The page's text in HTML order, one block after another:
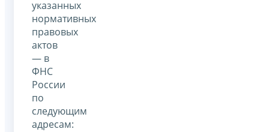
указанных
нормативных
правовых
актов
— в
ФНС
России
по
следующим
адресам: